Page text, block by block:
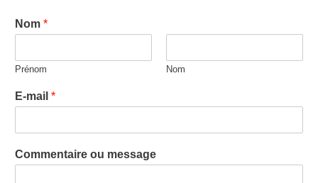
Nom *
Prénom Nom
E-mail *
Commentaire ou message